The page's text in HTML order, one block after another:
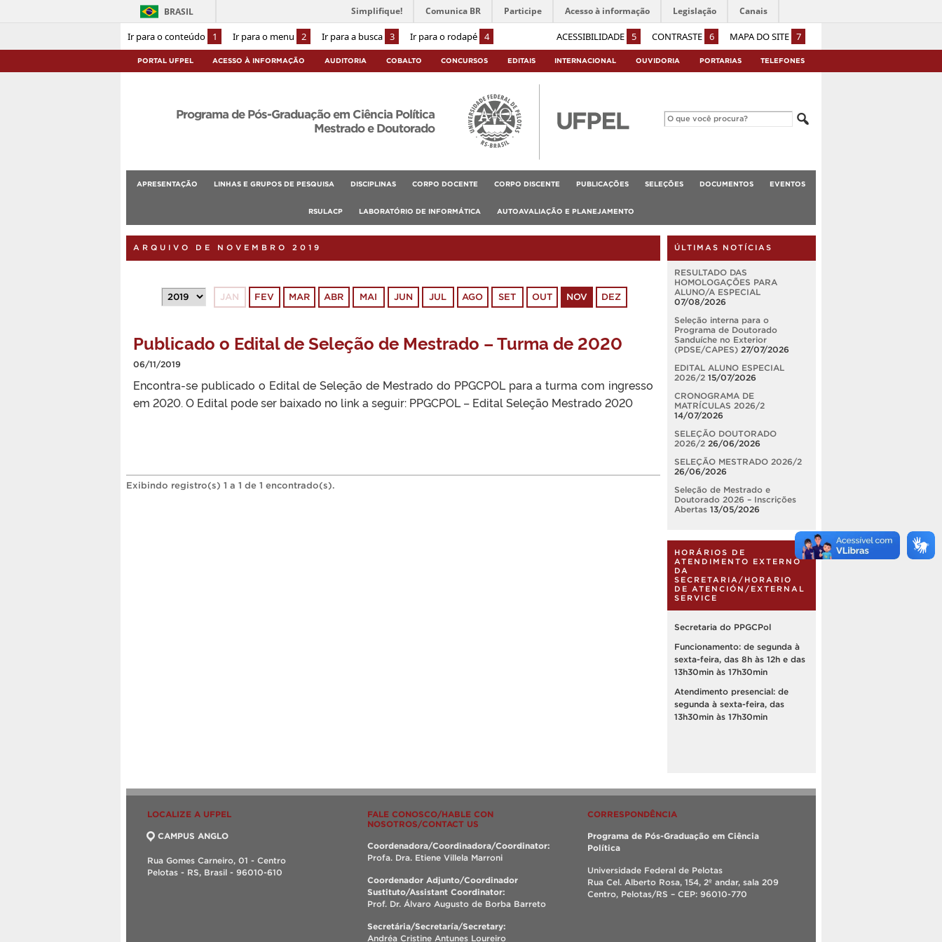
Ir para o conteúdo 1 Ir para o menu 2 Ir para a busca 3 Ir para o rodapé 4 ACESSIBILIDADE 5 CONTRASTE 6 MAPA DO SITE 7
BRASIL Simplifique! Comunica BR Participe Acesso à informação Legislação Canais
PORTAL UFPEL ACESSO À INFORMAÇÃO AUDITORIA COBALTO CONCURSOS EDITAIS INTERNACIONAL OUVIDORIA PORTARIAS TELEFONES
Programa de Pós-Graduação em Ciência Política
Mestrado e Doutorado
APRESENTAÇÃO LINHAS E GRUPOS DE PESQUISA DISCIPLINAS CORPO DOCENTE CORPO DISCENTE PUBLICAÇÕES SELEÇÕES DOCUMENTOS EVENTOS
RSULACP LABORATÓRIO DE INFORMÁTICA AUTOAVALIAÇÃO E PLANEJAMENTO
ARQUIVO DE NOVEMBRO 2019
JAN FEV MAR ABR MAI JUN JUL AGO SET OUT NOV DEZ
Publicado o Edital de Seleção de Mestrado – Turma de 2020
06/11/2019
Encontra-se publicado o Edital de Seleção de Mestrado do PPGCPOL para a turma com ingresso
em 2020. O Edital pode ser baixado no link a seguir: PPGCPOL – Edital Seleção Mestrado 2020
Exibindo registro(s) 1 a 1 de 1 encontrado(s).
ÚLTIMAS NOTÍCIAS
RESULTADO DAS
HOMOLOGAÇÕES PARA
ALUNO/A ESPECIAL
07/08/2026
Seleção interna para o
Programa de Doutorado
Sanduíche no Exterior
(PDSE/CAPES) 27/07/2026
EDITAL ALUNO ESPECIAL
2026/2 15/07/2026
CRONOGRAMA DE
MATRÍCULAS 2026/2
14/07/2026
SELEÇÃO DOUTORADO
2026/2 26/06/2026
SELEÇÃO MESTRADO 2026/2
26/06/2026
Seleção de Mestrado e
Doutorado 2026 – Inscrições
Abertas 13/05/2026
HORÁRIOS DE
ATENDIMENTO EXTERNO
DA
SECRETARIA/HORARIO
DE ATENCIÓN/EXTERNAL
SERVICE
Secretaria do PPGCPol
Funcionamento: de segunda à
sexta-feira, das 8h às 12h e das
13h30min às 17h30min
Atendimento presencial: de
segunda à sexta-feira, das
13h30min às 17h30min
LOCALIZE A UFPEL
CAMPUS ANGLO
Rua Gomes Carneiro, 01 - Centro
Pelotas - RS, Brasil - 96010-610
FALE CONOSCO/HABLE CON
NOSOTROS/CONTACT US
Coordenadora/Coordinadora/Coordinator:
Profa. Dra. Etiene Villela Marroni
Coordenador Adjunto/Coordinador
Sustituto/Assistant Coordinator:
Prof. Dr. Álvaro Augusto de Borba Barreto
Secretária/Secretaría/Secretary:
Andréa Cristine Antunes Loureiro
CORRESPONDÊNCIA
Programa de Pós-Graduação em Ciência
Política
Universidade Federal de Pelotas
Rua Cel. Alberto Rosa, 154, 2º andar, sala 209
Centro, Pelotas/RS – CEP: 96010-770